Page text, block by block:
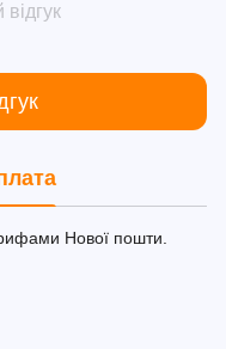
Нової пошти.